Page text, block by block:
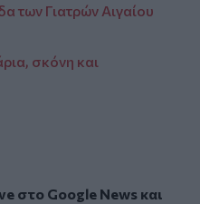
των Γιατρών Αιγαίου
σκόνη και
στο Google Newsκαι